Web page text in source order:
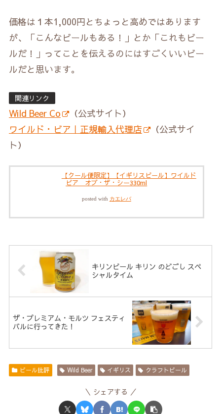
価格は１本1,000円とちょっと高めではあります
が、「こんなビールもある！」とか「これもビー
ルだ！」ってことを伝えるのにはすごくいいビー
ルだと思います。
関連リンク
Wild Beer Co
（公式サイト）
ワイルド・ビア｜正規輸入代理店
（公式サイ
ト）
【クール便限定】【イギリスビール】ワイルド
ビア オブ・ザ・シー330ml
posted with カエレバ
キリンビール キリン のどごし スペ
シャルタイム
ザ・プレミアム・モルツ フェスティ
バルに行ってきた！
ビール批評 Wild Beer イギリス クラフトビール
シェアする